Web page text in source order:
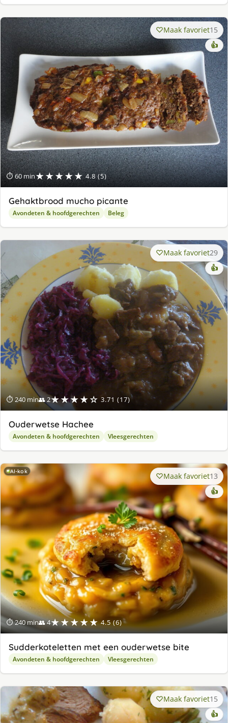
⏱ 60 min★★★★★ 4.8 (5)
Maak favoriet15
👍
Gehaktbrood mucho picante
Avondeten & hoofdgerechten Beleg
⏱ 240 min👥 2★★★★☆ 3.71 (17)
Maak favoriet29
👍
Ouderwetse Hachee
Avondeten & hoofdgerechten Vleesgerechten
AI-kok
⏱ 240 min👥 4★★★★★ 4.5 (6)
Maak favoriet13
👍
Sudderkoteletten met een ouderwetse bite
Avondeten & hoofdgerechten Vleesgerechten
Maak favoriet15
👍